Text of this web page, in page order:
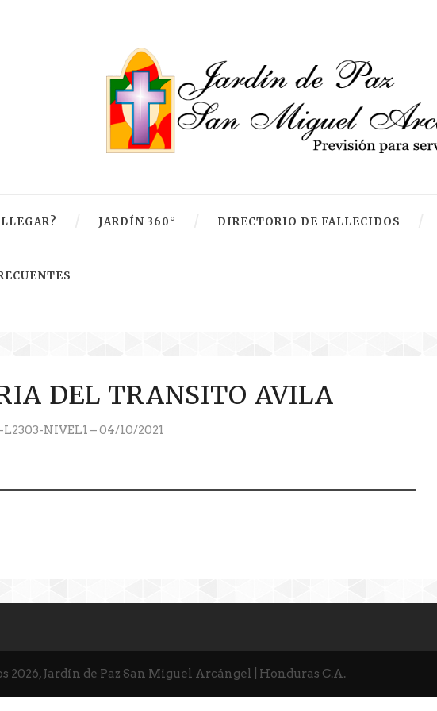
JARDÍN 360° DIRECTORIO DE FALLECIDOS
DEL TRANSITO AVILA
NIVEL1 – 04/10/2021
2026, Jardín de Paz San Miguel Arcángel | Honduras C.A.